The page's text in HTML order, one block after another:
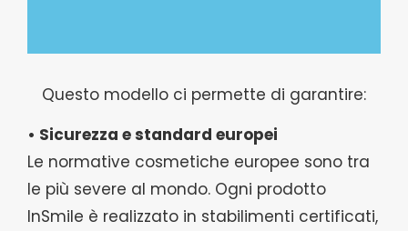
Questo modello ci permette di garantire:
• Sicurezza e standard europei
Le normative cosmetiche europee sono tra
le più severe al mondo. Ogni prodotto
InSmile è realizzato in stabilimenti certificati,